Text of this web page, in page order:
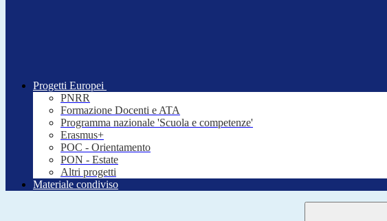
Progetti Europei
PNRR
Formazione Docenti e ATA
Programma nazionale 'Scuola e competenze'
Erasmus+
POC - Orientamento
PON - Estate
Altri progetti
Materiale condiviso